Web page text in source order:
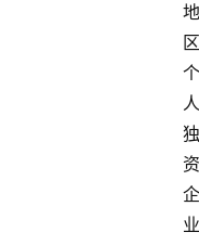
地
区
个
人
独
资
企
业